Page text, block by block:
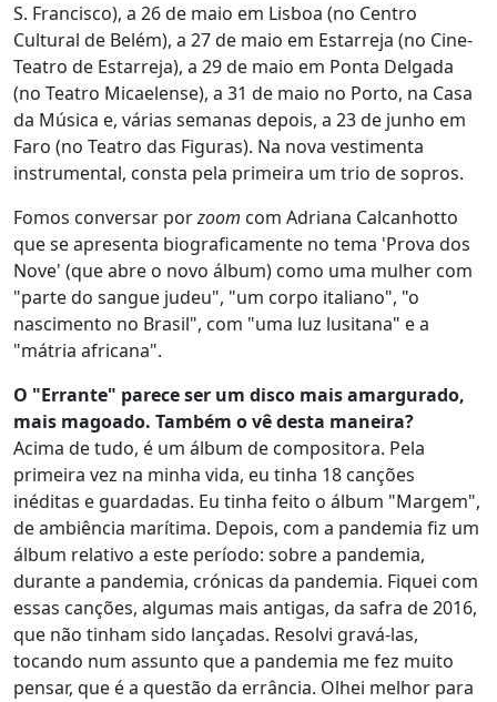
S. Francisco), a 26 de maio em Lisboa (no Centro
Cultural de Belém), a 27 de maio em Estarreja (no Cine-
Teatro de Estarreja), a 29 de maio em Ponta Delgada
(no Teatro Micaelense), a 31 de maio no Porto, na Casa
da Música e, várias semanas depois, a 23 de junho em
Faro (no Teatro das Figuras). Na nova vestimenta
instrumental, consta pela primeira um trio de sopros.
Fomos conversar porzoom com Adriana Calcanhotto
que se apresenta biograficamente no tema 'Prova dos
Nove' (que abre o novo álbum) como uma mulher com
"parte do sangue judeu", "um corpo italiano", "o
nascimento no Brasil", com "uma luz lusitana" e a
"mátria africana".
O "Errante" parece ser um disco mais amargurado,
mais magoado. Também o vê desta maneira?
Acima de tudo, é um álbum de compositora. Pela
primeira vez na minha vida, eu tinha 18 canções
inéditas e guardadas. Eu tinha feito o álbum "Margem",
de ambiência marítima. Depois, com a pandemia fiz um
álbum relativo a este período: sobre a pandemia,
durante a pandemia, crónicas da pandemia. Fiquei com
essas canções, algumas mais antigas, da safra de 2016,
que não tinham sido lançadas. Resolvi gravá-las,
tocando num assunto que a pandemia me fez muito
pensar, que é a questão da errância. Olhei melhor para